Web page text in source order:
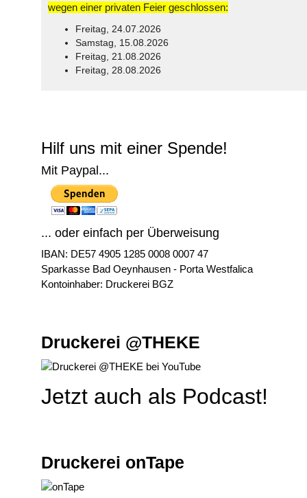
wegen einer privaten Feier geschlossen:
Freitag, 24.07.2026
Samstag, 15.08.2026
Freitag, 21.08.2026
Freitag, 28.08.2026
Hilf uns mit einer Spende!
Mit Paypal...
... oder einfach per Überweisung
IBAN: DE57 4905 1285 0008 0007 47
Sparkasse Bad Oeynhausen - Porta Westfalica
Kontoinhaber: Druckerei BGZ
Druckerei @THEKE
Jetzt auch als Podcast!
Druckerei onTape